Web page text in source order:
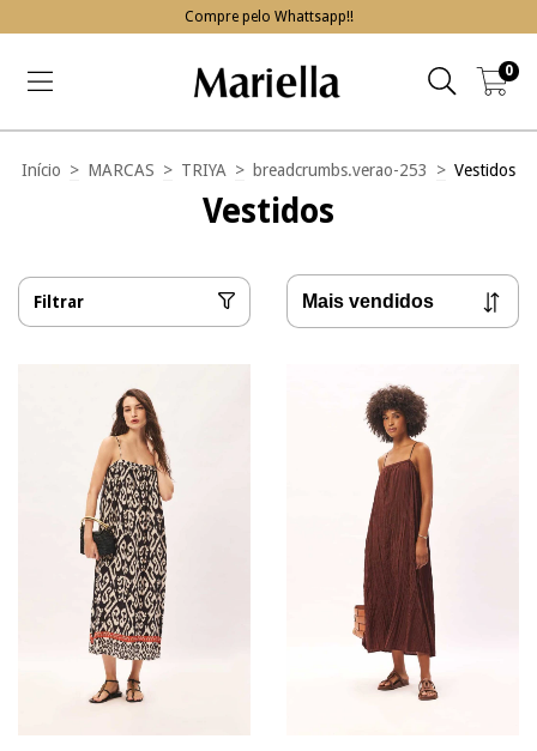
Compre pelo Whattsapp!!
0
Início > MARCAS > TRIYA > breadcrumbs.verao-253 > Vestidos
Vestidos
Filtrar